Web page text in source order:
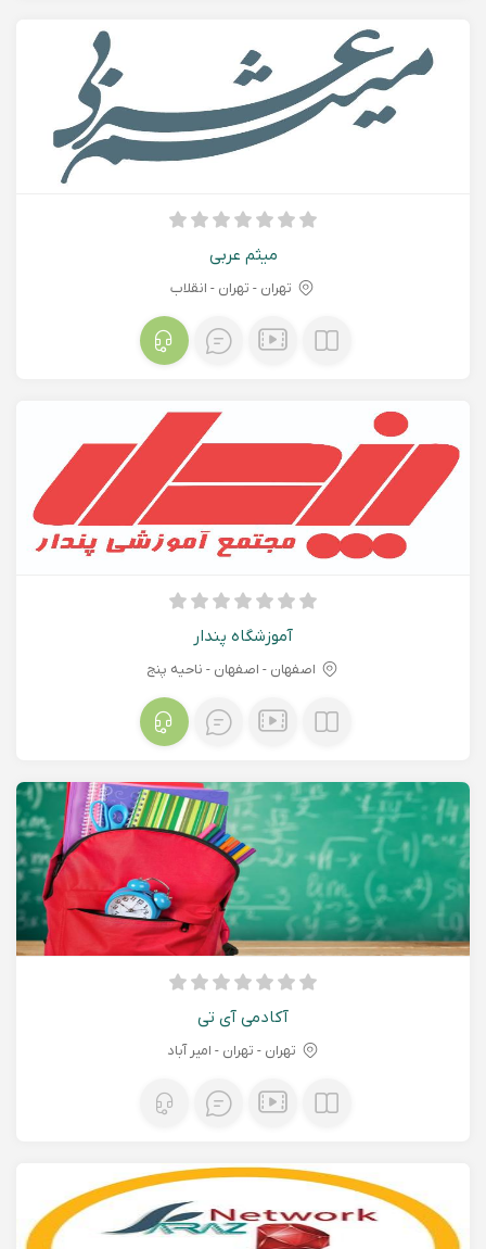
میثم عربی
تهران - تهران - انقلاب
آموزشگاه پندار
اصفهان - اصفهان - ناحیه پنج
آکادمی آی تی
تهران - تهران - امیر آباد